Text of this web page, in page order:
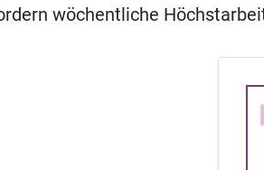
wöchentliche